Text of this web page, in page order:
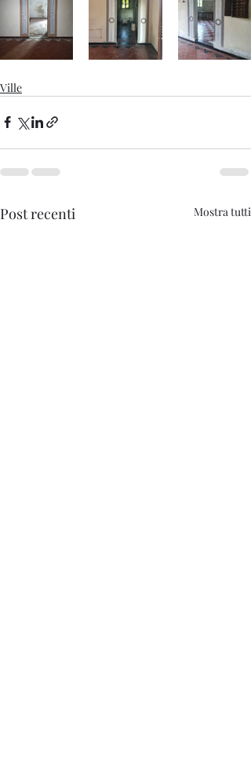
Ville
Post recenti Mostra tutti